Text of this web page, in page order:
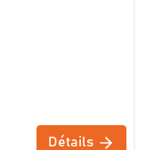
Détails